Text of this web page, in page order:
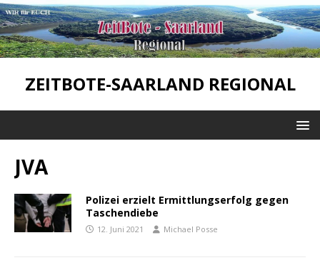
ZEITBOTE-SAARLAND REGIONAL
JVA
Polizei erzielt Ermittlungserfolg gegen
Taschendiebe
12. Juni 2021 Michael Posse